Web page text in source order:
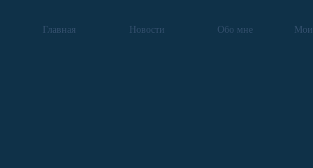
Главная Новости Обо мне